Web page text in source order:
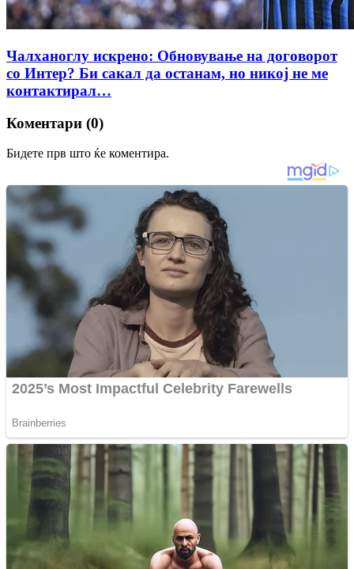
Чалханоглу искрено: Обновување на договорот
со Интер? Би сакал да останам, но никој не ме
контактирал…
Коментари (0)
Бидете прв што ќе коментира.